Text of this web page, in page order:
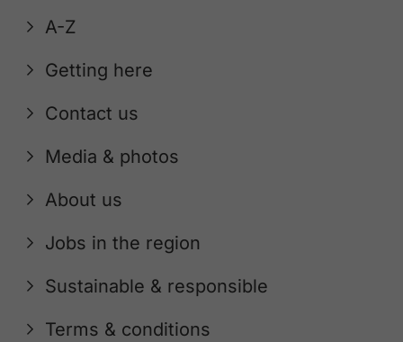
A-Z
Getting here
Contact us
Media & photos
About us
Jobs in the region
Sustainable & responsible
Terms & conditions